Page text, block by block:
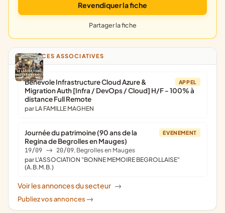
Revendiquer la fiche
Partager la fiche
ANNONCES ASSOCIATIVES
APPEL
Bénévole Infrastructure Cloud Azure &
Migration Auth [Infra / DevOps / Cloud] H/F - 100% à
distance Full Remote
par LA FAMILLE MAGHEN
EVENEMENT
Journée du patrimoine (90 ans de la
Regina de Begrolles en Mauges)
19/09 -> 20/09, Begrolles en Mauges
par L'ASSOCIATION "BONNE MEMOIRE BEGROLLAISE"
(A.B.M.B.)
Voir les annonces du secteur ->
Publiez vos annonces ->